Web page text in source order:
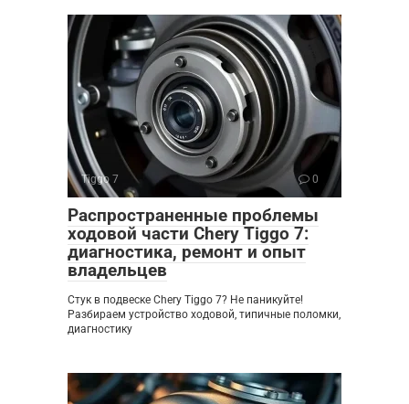
Tiggo 7 0
Распространенные проблемы
ходовой части Chery Tiggo 7:
диагностика, ремонт и опыт
владельцев
Стук в подвеске Chery Tiggo 7? Не паникуйте!
Разбираем устройство ходовой, типичные поломки,
диагностику